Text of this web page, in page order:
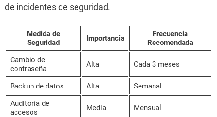
de incidentes de seguridad.
Medida de
Seguridad
Importancia
Frecuencia
Recomendada
Cambio de
contraseña
Alta Cada 3 meses
Backup de datos Alta
Semanal
Auditoría de
accesos
Media Mensual